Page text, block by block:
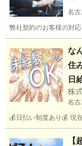
名古
弊社契約のお客様の対
な
住
日
株
名古
💰日払い制度あり💰 現